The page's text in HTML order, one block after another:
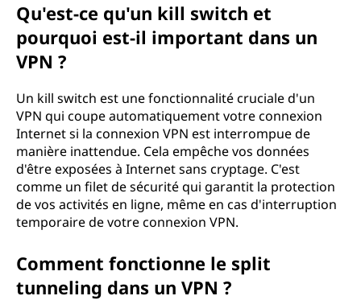
Qu'est-ce qu'un kill switch et
pourquoi est-il important dans un
VPN ?
Un kill switch est une fonctionnalité cruciale d'un
VPN qui coupe automatiquement votre connexion
Internet si la connexion VPN est interrompue de
manière inattendue. Cela empêche vos données
d'être exposées à Internet sans cryptage. C'est
comme un filet de sécurité qui garantit la protection
de vos activités en ligne, même en cas d'interruption
temporaire de votre connexion VPN.
Comment fonctionne le split
tunneling dans un VPN ?